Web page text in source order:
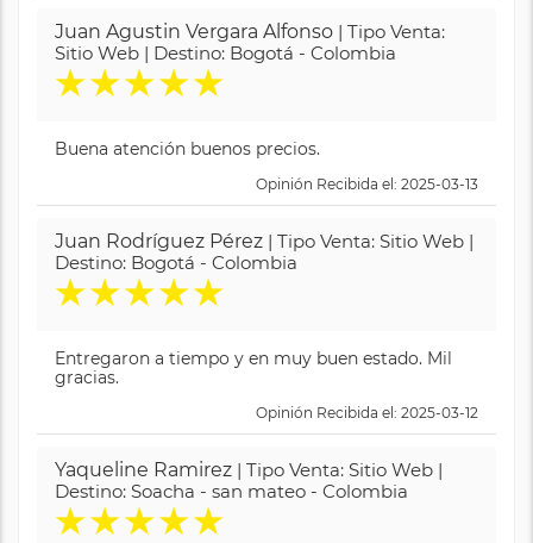
Juan Agustin Vergara Alfonso | Tipo Venta:
Sitio Web | Destino: Bogotá - Colombia
★★★★★
Buena atención buenos precios.
Opinión Recibida el: 2025-03-13
Juan Rodríguez Pérez | Tipo Venta: Sitio Web |
Destino: Bogotá - Colombia
★★★★★
Entregaron a tiempo y en muy buen estado. Mil
gracias.
Opinión Recibida el: 2025-03-12
Yaqueline Ramirez | Tipo Venta: Sitio Web |
Destino: Soacha - san mateo - Colombia
★★★★★